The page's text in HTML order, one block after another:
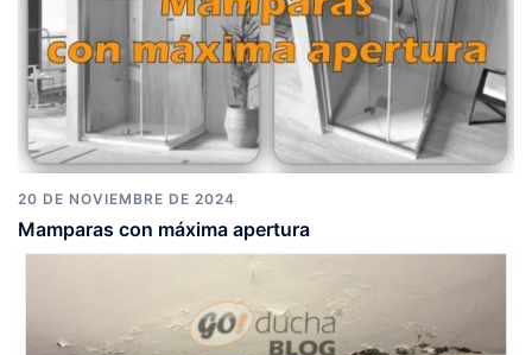
20 DE NOVIEMBRE DE 2024
Mamparas con máxima apertura